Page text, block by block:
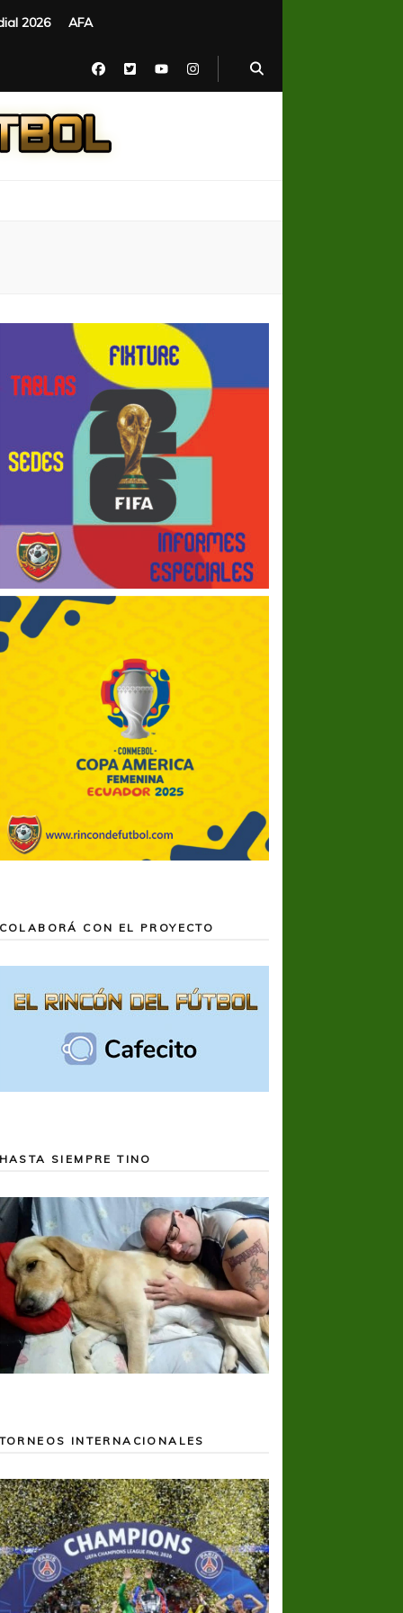
2026 AFA
COLABORÁ CON EL PROYECTO
HASTA SIEMPRE TINO
TORNEOS INTERNACIONALES